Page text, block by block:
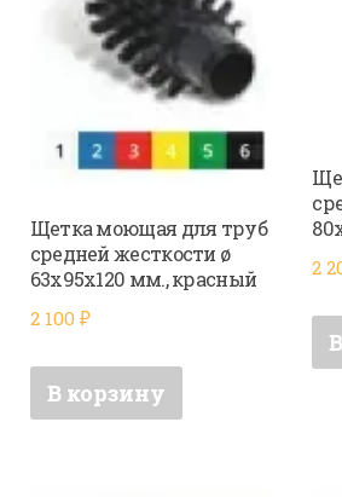
Щетка моющая для труб
средней жесткости ø
63х95х120 мм., красный
2 100 ₽
В корзину
2